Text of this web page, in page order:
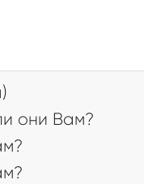
они Вам?